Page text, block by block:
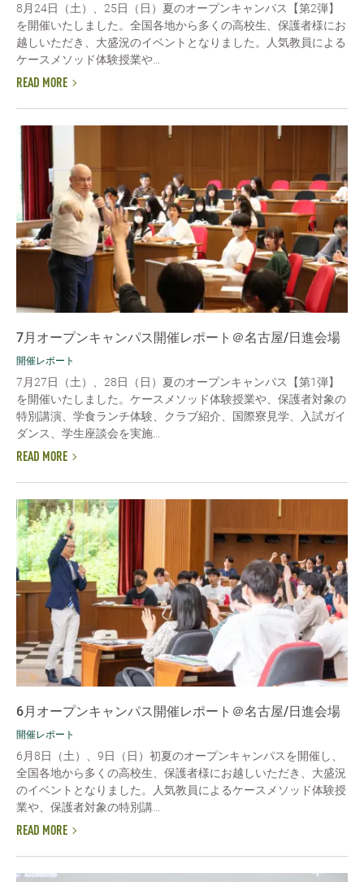
8月24日（土）、25日（日）夏のオープンキャンパス【第2弾】
を開催いたしました。全国各地から多くの高校生、保護者様にお
越しいただき、大盛況のイベントとなりました。人気教員による
ケースメソッド体験授業や...
READ MORE
7月オープンキャンパス開催レポート＠名古屋/日進会場
開催レポート
7月27日（土）、28日（日）夏のオープンキャンパス【第1弾】
を開催いたしました。ケースメソッド体験授業や、保護者対象の
特別講演、学食ランチ体験、クラブ紹介、国際寮見学、入試ガイ
ダンス、学生座談会を実施...
READ MORE
6月オープンキャンパス開催レポート＠名古屋/日進会場
開催レポート
6月8日（土）、9日（日）初夏のオープンキャンパスを開催し、
全国各地から多くの高校生、保護者様にお越しいただき、大盛況
のイベントとなりました。人気教員によるケースメソッド体験授
業や、保護者対象の特別講...
READ MORE